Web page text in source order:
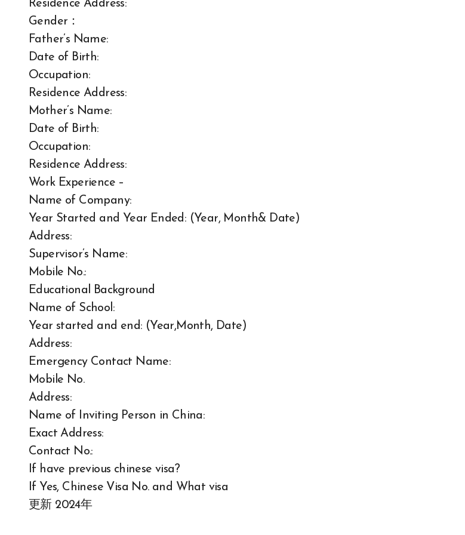
Residence Address:
Gender：
Father’s Name:
Date of Birth:
Occupation:
Residence Address:
Mother’s Name:
Date of Birth:
Occupation:
Residence Address:
Work Experience –
Name of Company:
Year Started and Year Ended: (Year, Month& Date)
Address:
Supervisor’s Name:
Mobile No.:
Educational Background
Name of School:
Year started and end: (Year,Month, Date)
Address:
Emergency Contact Name:
Mobile No.
Address:
Name of Inviting Person in China:
Exact Address:
Contact No.:
If have previous chinese visa?
If Yes, Chinese Visa No. and What visa
更新 2024年